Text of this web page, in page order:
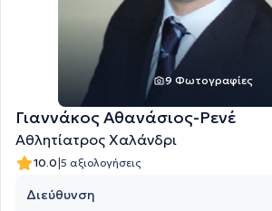
9 Φωτογραφίες
Γιαννάκος Αθανάσιος-Ρενέ
Αθλητίατρος Χαλάνδρι
10.0|5 αξιολογήσεις
Διεύθυνση